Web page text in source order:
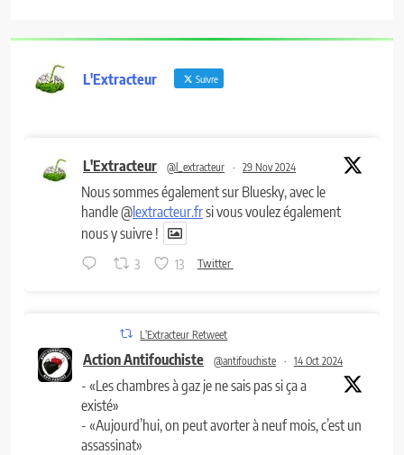
L'Extracteur Suivre
L'Extracteur @l_extracteur · 29 Nov 2024
Nous sommes également sur Bluesky, avec le
handle @lextracteur.frsi vous voulez également
nous y suivre !
3 13 Twitter
L'Extracteur Retweet
Action Antifouchiste @antifouchiste · 14 Oct 2024
- «Les chambres à gaz je ne sais pas si ça a
existé»
- «Aujourd’hui, on peut avorter à neuf mois, c’est un
assassinat»